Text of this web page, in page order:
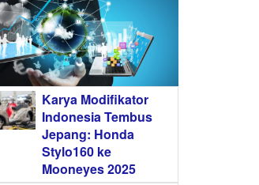
Karya Modifikator
Indonesia Tembus
Jepang: Honda
Stylo160 ke
Mooneyes 2025